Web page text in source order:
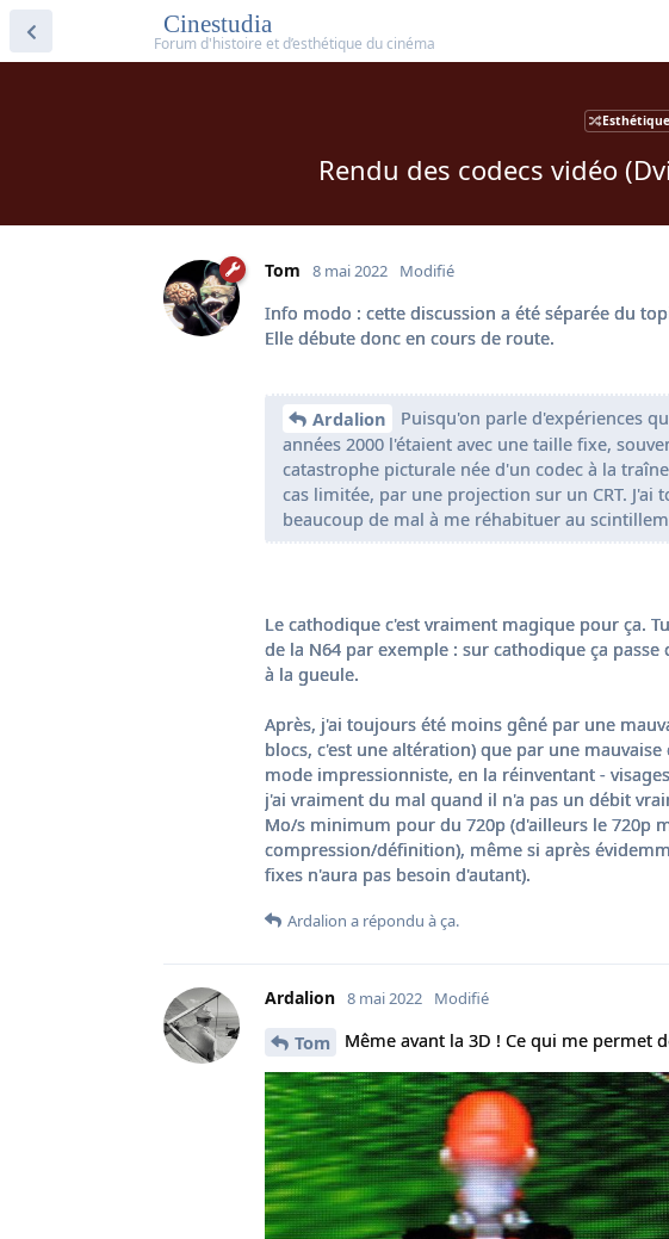
Cinestudia
Rendu des codecs vidéo
Tom 8 mai 2022 Modifié
Info modo : cette discussion a été séparée du
Elle débute donc en cours de route.
Ardalion
Puisqu'on parle d'expériences
années 2000 l'étaient avec une taille fixe,
catastrophe picturale née d'un codec à la
cas limitée, par une projection sur un CRT.
beaucoup de mal à me réhabituer au
Le cathodique c'est vraiment magique pour ça.
de la N64 par exemple : sur cathodique ça
à la gueule.
Après, j'ai toujours été moins gêné par une
blocs, c'est une altération) que par une
mode impressionniste, en la réinventant -
j'ai vraiment du mal quand il n'a pas un débit
Mo/s minimum pour du 720p (d'ailleurs le 720p
compression/définition), même si après
fixes n'aura pas besoin d'autant).
Ardalion a répondu à ça.
Ardalion 8 mai 2022 Modifié
Tom Même avant la 3D ! Ce qui me